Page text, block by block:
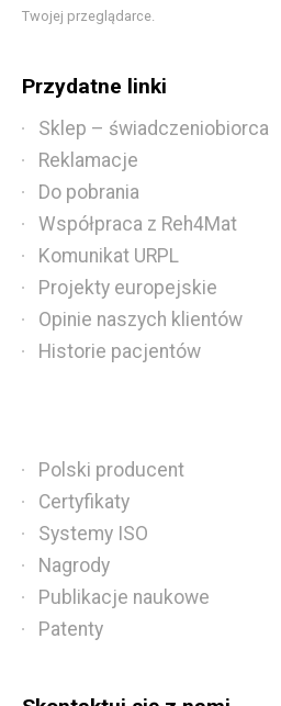
Twojej przeglądarce.
Przydatne linki
Sklep – świadczeniobiorca
Reklamacje
Do pobrania
Współpraca z Reh4Mat
Komunikat URPL
Projekty europejskie
Opinie naszych klientów
Historie pacjentów
Polski producent
Certyfikaty
Systemy ISO
Nagrody
Publikacje naukowe
Patenty